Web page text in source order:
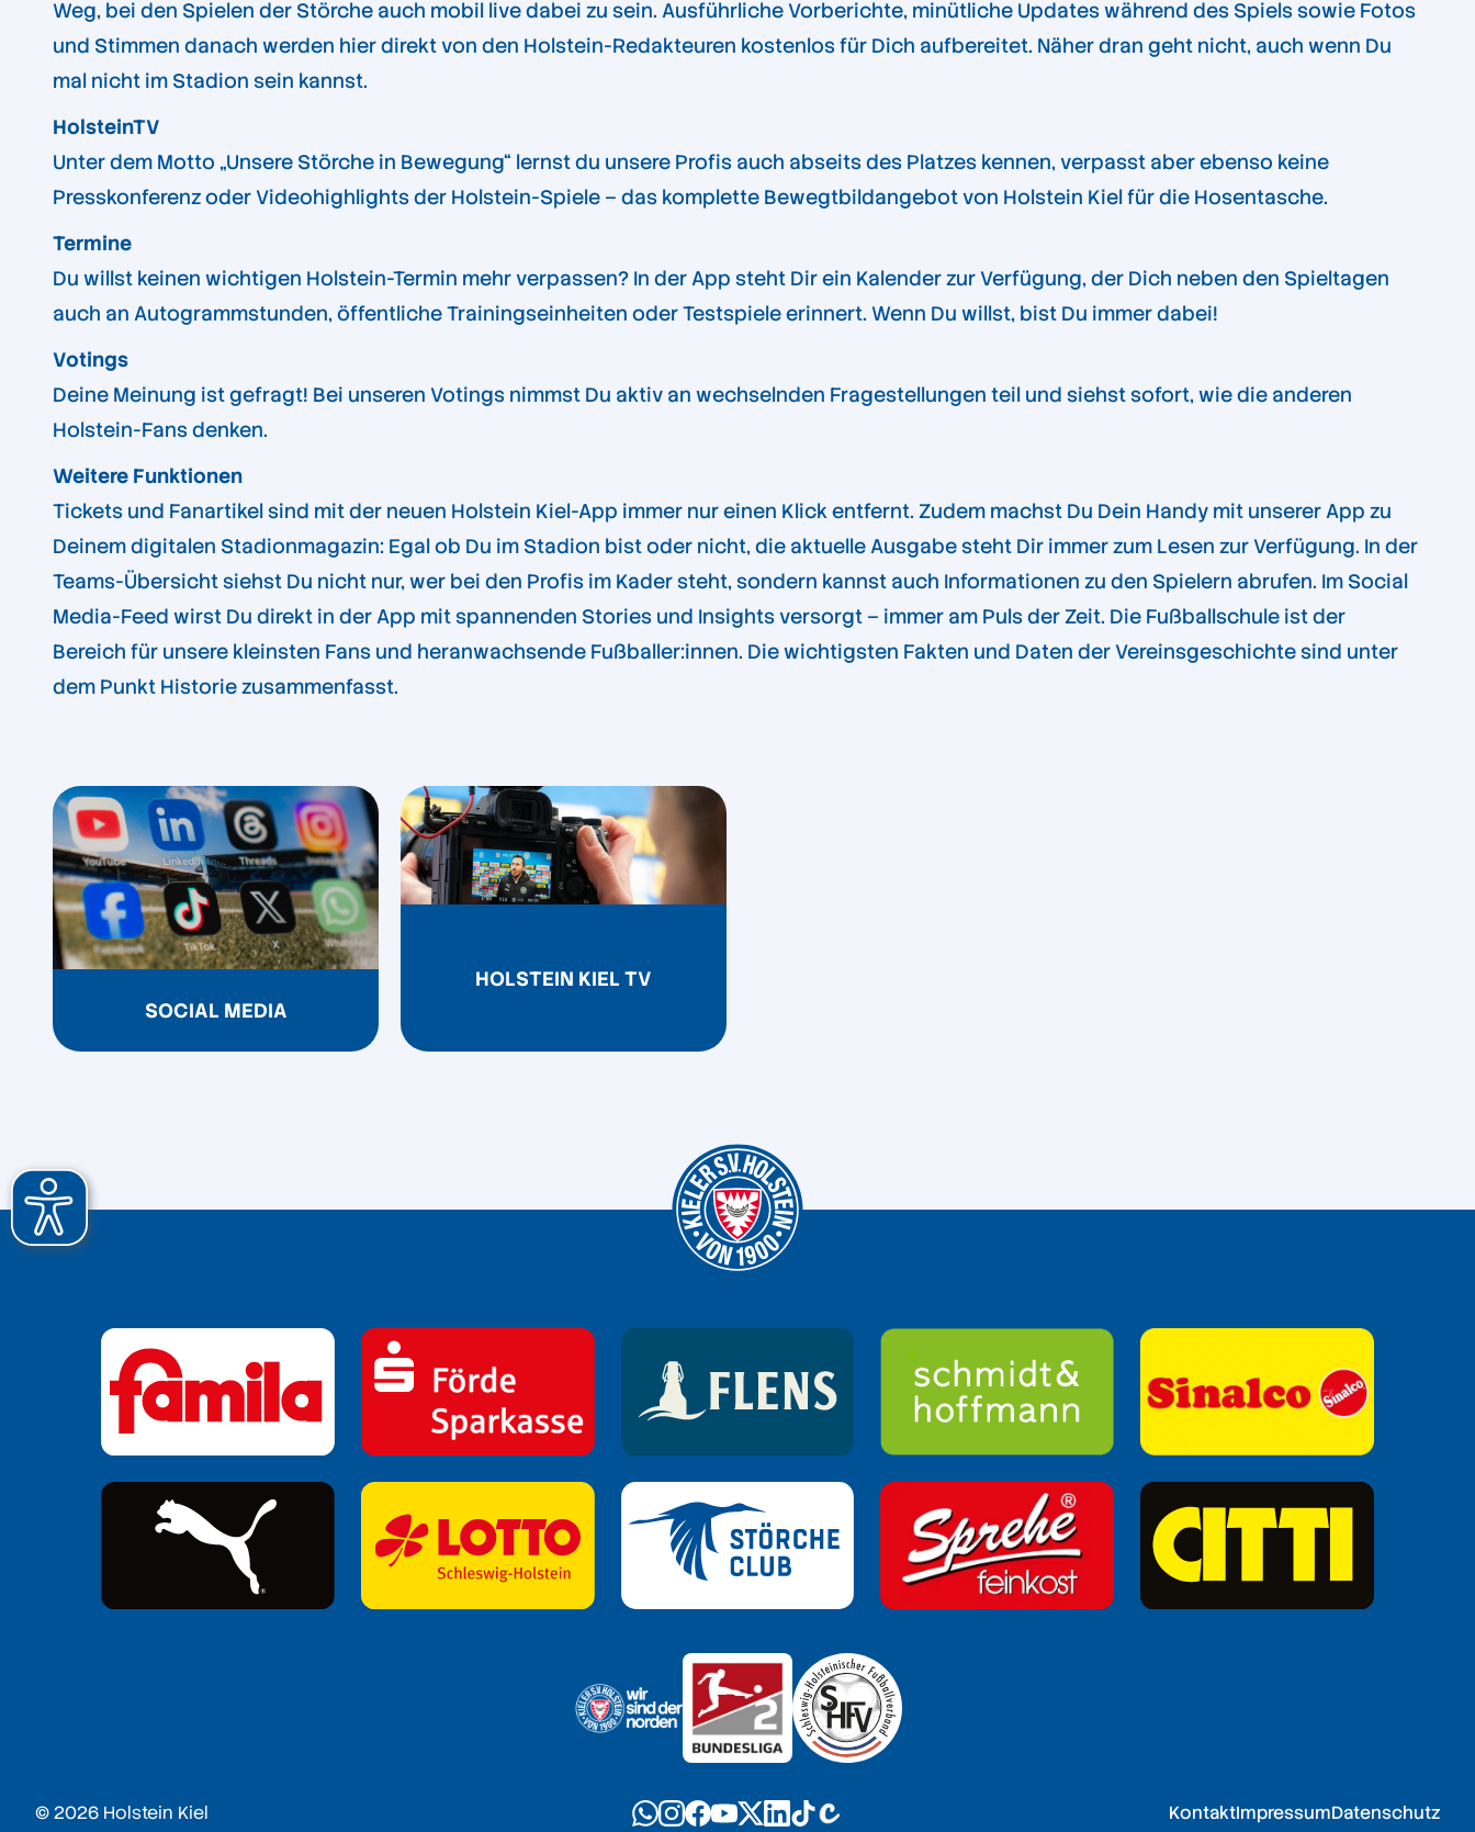
Weg, bei den Spielen der Störche auch mobil live dabei zu sein. Ausführliche Vorberichte, minütliche Updates während des Spiels sowie Fotos
und Stimmen danach werden hier direkt von den Holstein-Redakteuren kostenlos für Dich aufbereitet. Näher dran geht nicht, auch wenn Du
mal nicht im Stadion sein kannst.
HolsteinTV
Unter dem Motto „Unsere Störche in Bewegung“ lernst du unsere Profis auch abseits des Platzes kennen, verpasst aber ebenso keine
Presskonferenz oder Videohighlights der Holstein-Spiele – das komplette Bewegtbildangebot von Holstein Kiel für die Hosentasche.
Termine
Du willst keinen wichtigen Holstein-Termin mehr verpassen? In der App steht Dir ein Kalender zur Verfügung, der Dich neben den Spieltagen
auch an Autogrammstunden, öffentliche Trainingseinheiten oder Testspiele erinnert. Wenn Du willst, bist Du immer dabei!
Votings
Deine Meinung ist gefragt! Bei unseren Votings nimmst Du aktiv an wechselnden Fragestellungen teil und siehst sofort, wie die anderen
Holstein-Fans denken.
Weitere Funktionen
Tickets und Fanartikel sind mit der neuen Holstein Kiel-App immer nur einen Klick entfernt. Zudem machst Du Dein Handy mit unserer App zu
Deinem digitalen Stadionmagazin: Egal ob Du im Stadion bist oder nicht, die aktuelle Ausgabe steht Dir immer zum Lesen zur Verfügung. In der
Teams-Übersicht siehst Du nicht nur, wer bei den Profis im Kader steht, sondern kannst auch Informationen zu den Spielern abrufen. Im Social
Media-Feed wirst Du direkt in der App mit spannenden Stories und Insights versorgt – immer am Puls der Zeit. Die Fußballschule ist der
Bereich für unsere kleinsten Fans und heranwachsende Fußballer:innen. Die wichtigsten Fakten und Daten der Vereinsgeschichte sind unter
dem Punkt Historie zusammenfasst.
SOCIAL MEDIA
HOLSTEIN KIEL TV
© 2026 Holstein Kiel KontaktImpressumDatenschutz